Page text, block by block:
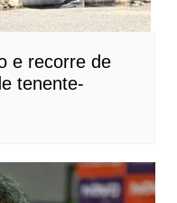
e recorre de
tenente-